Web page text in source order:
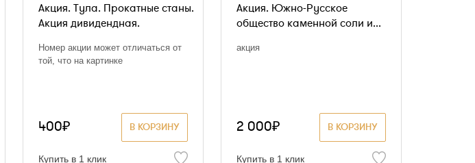
Акция. Тула. Прокатные станы.
Акция дивидендная.
Номер акции может отличаться от
той, что на картинке
В КОРЗИНУ
400₽
Купить в 1 клик
Акция. Южно-Русское
общество каменной соли и...
акция
В КОРЗИНУ
2 000₽
Купить в 1 клик